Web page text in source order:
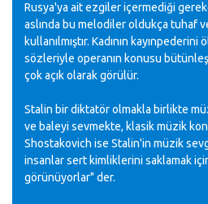
Rusya'ya ait ezgiler içermediği
aslında bu melodiler oldukça tuhaf
kullanılmıştır. Kadının
sözleriyle operanın konusu
çok açık olarak görülür.
Stalin bir diktatör olmakla birlikte
ve baleyi sevmekte, klasik müzik
Shostakovich ise Stalin'in müzik
insanlar sert kimliklerini saklamak
görünüyorlar" der.